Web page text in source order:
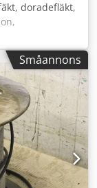
doradefläkt,
och
typ MTK
-Fläns: DIN
mm -Antal: 5
200/H290 mm -
Småannons